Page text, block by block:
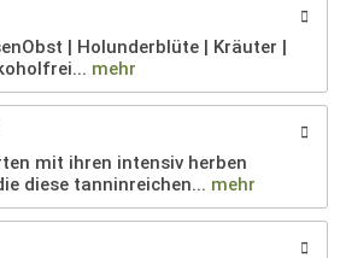
| Holunderblüte | Kräuter |
mehr
mit ihren intensiv herben
diese tanninreichen... mehr